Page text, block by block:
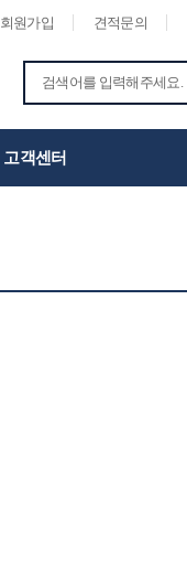
회원가입 견적문의
고객센터